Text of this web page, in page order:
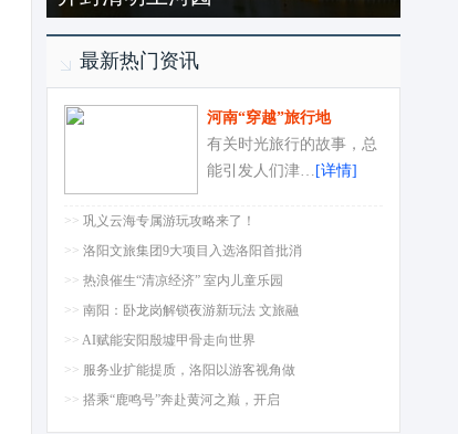
最新热门资讯
河南“穿越”旅行地
有关时光旅行的故事，总
能引发人们津… [详情]
>> 巩义云海专属游玩攻略来了！
>> 洛阳文旅集团9大项目入选洛阳首批消
>> 热浪催生“清凉经济” 室内儿童乐园
>> 南阳：卧龙岗解锁夜游新玩法 文旅融
>> AI赋能安阳殷墟甲骨走向世界
>> 服务业扩能提质，洛阳以游客视角做
>> 搭乘“鹿鸣号”奔赴黄河之巅，开启